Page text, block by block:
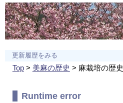
更新履歴をみる
Top> 美麻の歴史 > 麻栽培の歴史
Runtime error